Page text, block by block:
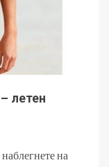
летен
на